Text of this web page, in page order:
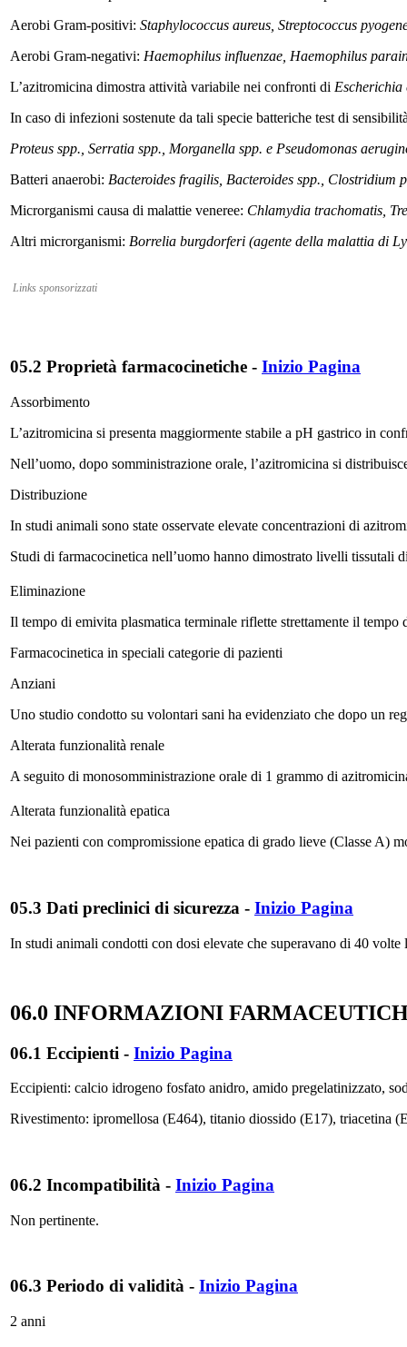
Aerobi Gram-positivi: Staphylococcus aureus, Streptococcus
Aerobi Gram-negativi: Haemophilus influenzae, Haemophilus
L’azitromicina dimostra attività variabile nei confronti di Escherichia
In caso di infezioni sostenute da tali specie batteriche test di
Proteus spp., Serratia spp., Morganella spp. e Pseudomonas
Batteri anaerobi: Bacteroides fragilis, Bacteroides spp., Clostridium
Microrganismi causa di malattie veneree: Chlamydia trachomatis,
Altri microrganismi: Borrelia burgdorferi (agente della malattia di
Links sponsorizzati
05.2 Proprietà farmacocinetiche - Inizio Pagina
Assorbimento
L’azitromicina si presenta maggiormente stabile a pH gastrico in
Nell’uomo, dopo somministrazione orale, l’azitromicina si
Distribuzione
In studi animali sono state osservate elevate concentrazioni di
Studi di farmacocinetica nell’uomo hanno dimostrato livelli tissutali
Eliminazione
Il tempo di emivita plasmatica terminale riflette strettamente il
Farmacocinetica in speciali categorie di pazienti
Anziani
Uno studio condotto su volontari sani ha evidenziato che dopo un
Alterata funzionalità renale
A seguito di monosomministrazione orale di 1 grammo di
Alterata funzionalità epatica
Nei pazienti con compromissione epatica di grado lieve (Classe A)
05.3 Dati preclinici di sicurezza - Inizio Pagina
In studi animali condotti con dosi elevate che superavano di 40
06.0 INFORMAZIONI
06.1 Eccipienti - Inizio Pagina
Eccipienti: calcio idrogeno fosfato anidro, amido pregelatinizzato,
Rivestimento: ipromellosa (E464), titanio diossido (E17), triacetina
06.2 Incompatibilità - Inizio Pagina
Non pertinente.
06.3 Periodo di validità - Inizio Pagina
2 anni